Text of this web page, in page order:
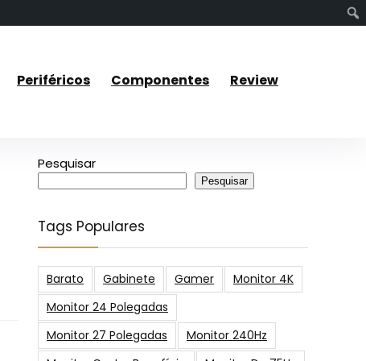
Periféricos Componentes Review
Pesquisar
Pesquisar
Tags Populares
Barato Gabinete Gamer
Monitor 4K
Monitor 24 Polegadas
Monitor 27 Polegadas
Monitor 240Hz